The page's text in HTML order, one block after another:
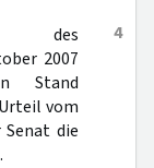
4
des
2007
Stand
vom
die